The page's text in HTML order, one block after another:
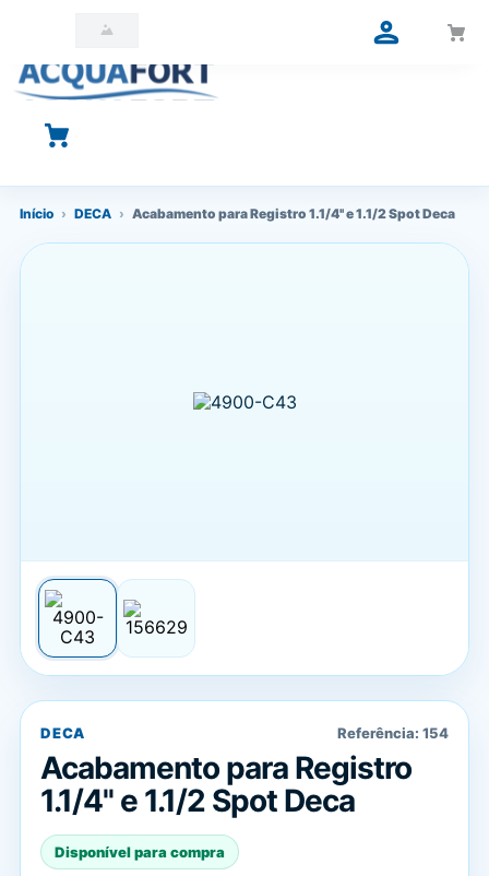
O que você está procurando?
Início › DECA › Acabamento para Registro 1.1/4'' e 1.1/2 Spot Deca
DECA Referência: 154
Acabamento para Registro
1.1/4'' e 1.1/2 Spot Deca
Disponível para compra